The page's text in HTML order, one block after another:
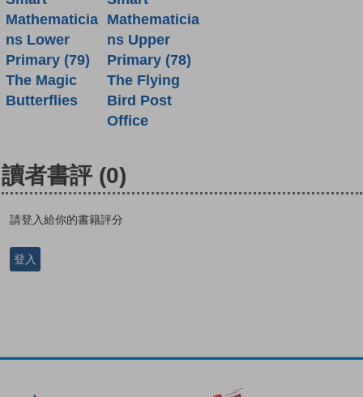
Mathematicia
ns Lower
Primary (79)
The Magic
Butterflies
Mathematicia
ns Upper
Primary (78)
The Flying
Bird Post
Office
讀者書評 (0)
請登入給你的書籍評分
登入